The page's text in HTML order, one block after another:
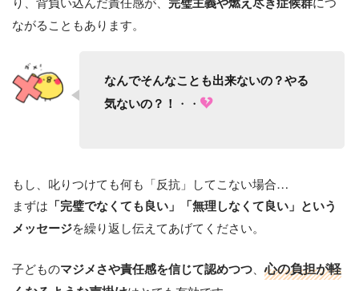
ながることもあります。
なんでそんなことも出来ないの？やる
気ないの？！ ・・
もし、叱りつけても何も「反抗」してこない場合…
まずは 「完璧でなくても良い」「無理しなくて良い」という
メッセージを繰り返し伝えてあげてください。
子どものマジメさや責任感を信じて認めつつ 、心の負担が軽